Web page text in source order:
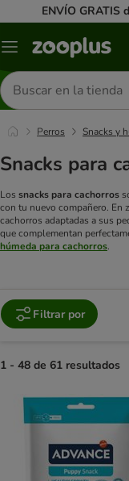
ENVÍO GRATIS
Menú
Buscar
productos
Perros Snacks y
Snacks para
Los snacks para cachorros
con tu nuevo compañero. En
cachorros adaptadas a sus
que complementan
húmeda para cachorros.
Filtrar por
1 - 48 de 61 resultados